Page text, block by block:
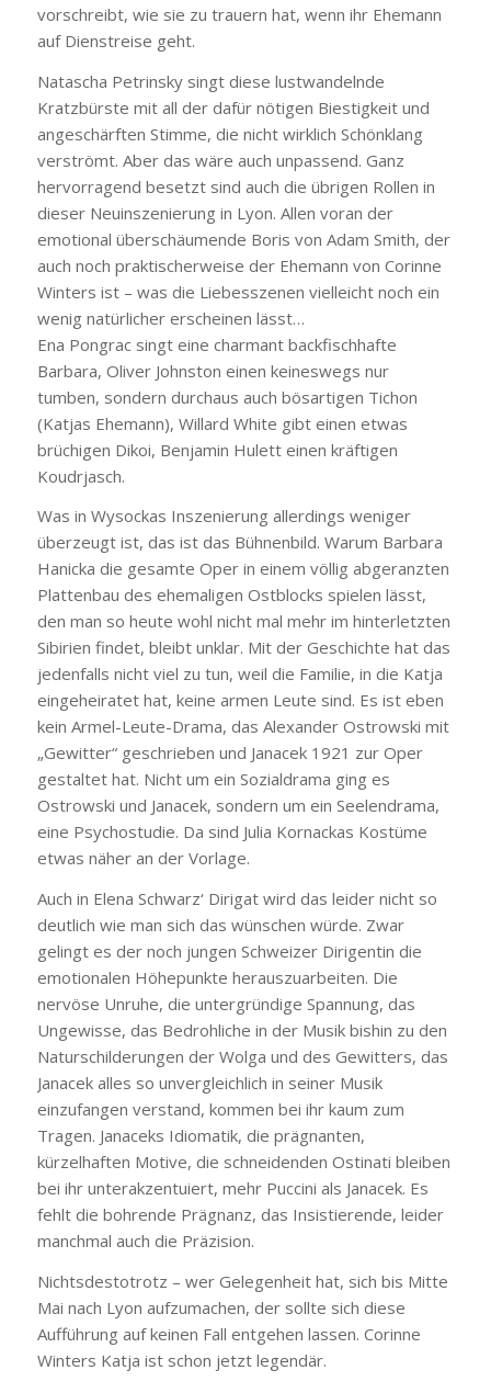
vorschreibt, wie sie zu trauern hat, wenn ihr Ehemann
auf Dienstreise geht.
Natascha Petrinsky singt diese lustwandelnde
Kratzbürste mit all der dafür nötigen Biestigkeit und
angeschärften Stimme, die nicht wirklich Schönklang
verströmt. Aber das wäre auch unpassend. Ganz
hervorragend besetzt sind auch die übrigen Rollen in
dieser Neuinszenierung in Lyon. Allen voran der
emotional überschäumende Boris von Adam Smith, der
auch noch praktischerweise der Ehemann von Corinne
Winters ist – was die Liebesszenen vielleicht noch ein
wenig natürlicher erscheinen lässt…
Ena Pongrac singt eine charmant backfischhafte
Barbara, Oliver Johnston einen keineswegs nur
tumben, sondern durchaus auch bösartigen Tichon
(Katjas Ehemann), Willard White gibt einen etwas
brüchigen Dikoi, Benjamin Hulett einen kräftigen
Koudrjasch.
Was in Wysockas Inszenierung allerdings weniger
überzeugt ist, das ist das Bühnenbild. Warum Barbara
Hanicka die gesamte Oper in einem völlig abgeranzten
Plattenbau des ehemaligen Ostblocks spielen lässt,
den man so heute wohl nicht mal mehr im hinterletzten
Sibirien findet, bleibt unklar. Mit der Geschichte hat das
jedenfalls nicht viel zu tun, weil die Familie, in die Katja
eingeheiratet hat, keine armen Leute sind. Es ist eben
kein Armel-Leute-Drama, das Alexander Ostrowski mit
„Gewitter“ geschrieben und Janacek 1921 zur Oper
gestaltet hat. Nicht um ein Sozialdrama ging es
Ostrowski und Janacek, sondern um ein Seelendrama,
eine Psychostudie. Da sind Julia Kornackas Kostüme
etwas näher an der Vorlage.
Auch in Elena Schwarz‘ Dirigat wird das leider nicht so
deutlich wie man sich das wünschen würde. Zwar
gelingt es der noch jungen Schweizer Dirigentin die
emotionalen Höhepunkte herauszuarbeiten. Die
nervöse Unruhe, die untergründige Spannung, das
Ungewisse, das Bedrohliche in der Musik bishin zu den
Naturschilderungen der Wolga und des Gewitters, das
Janacek alles so unvergleichlich in seiner Musik
einzufangen verstand, kommen bei ihr kaum zum
Tragen. Janaceks Idiomatik, die prägnanten,
kürzelhaften Motive, die schneidenden Ostinati bleiben
bei ihr unterakzentuiert, mehr Puccini als Janacek. Es
fehlt die bohrende Prägnanz, das Insistierende, leider
manchmal auch die Präzision.
Nichtsdestotrotz – wer Gelegenheit hat, sich bis Mitte
Mai nach Lyon aufzumachen, der sollte sich diese
Aufführung auf keinen Fall entgehen lassen. Corinne
Winters Katja ist schon jetzt legendär.